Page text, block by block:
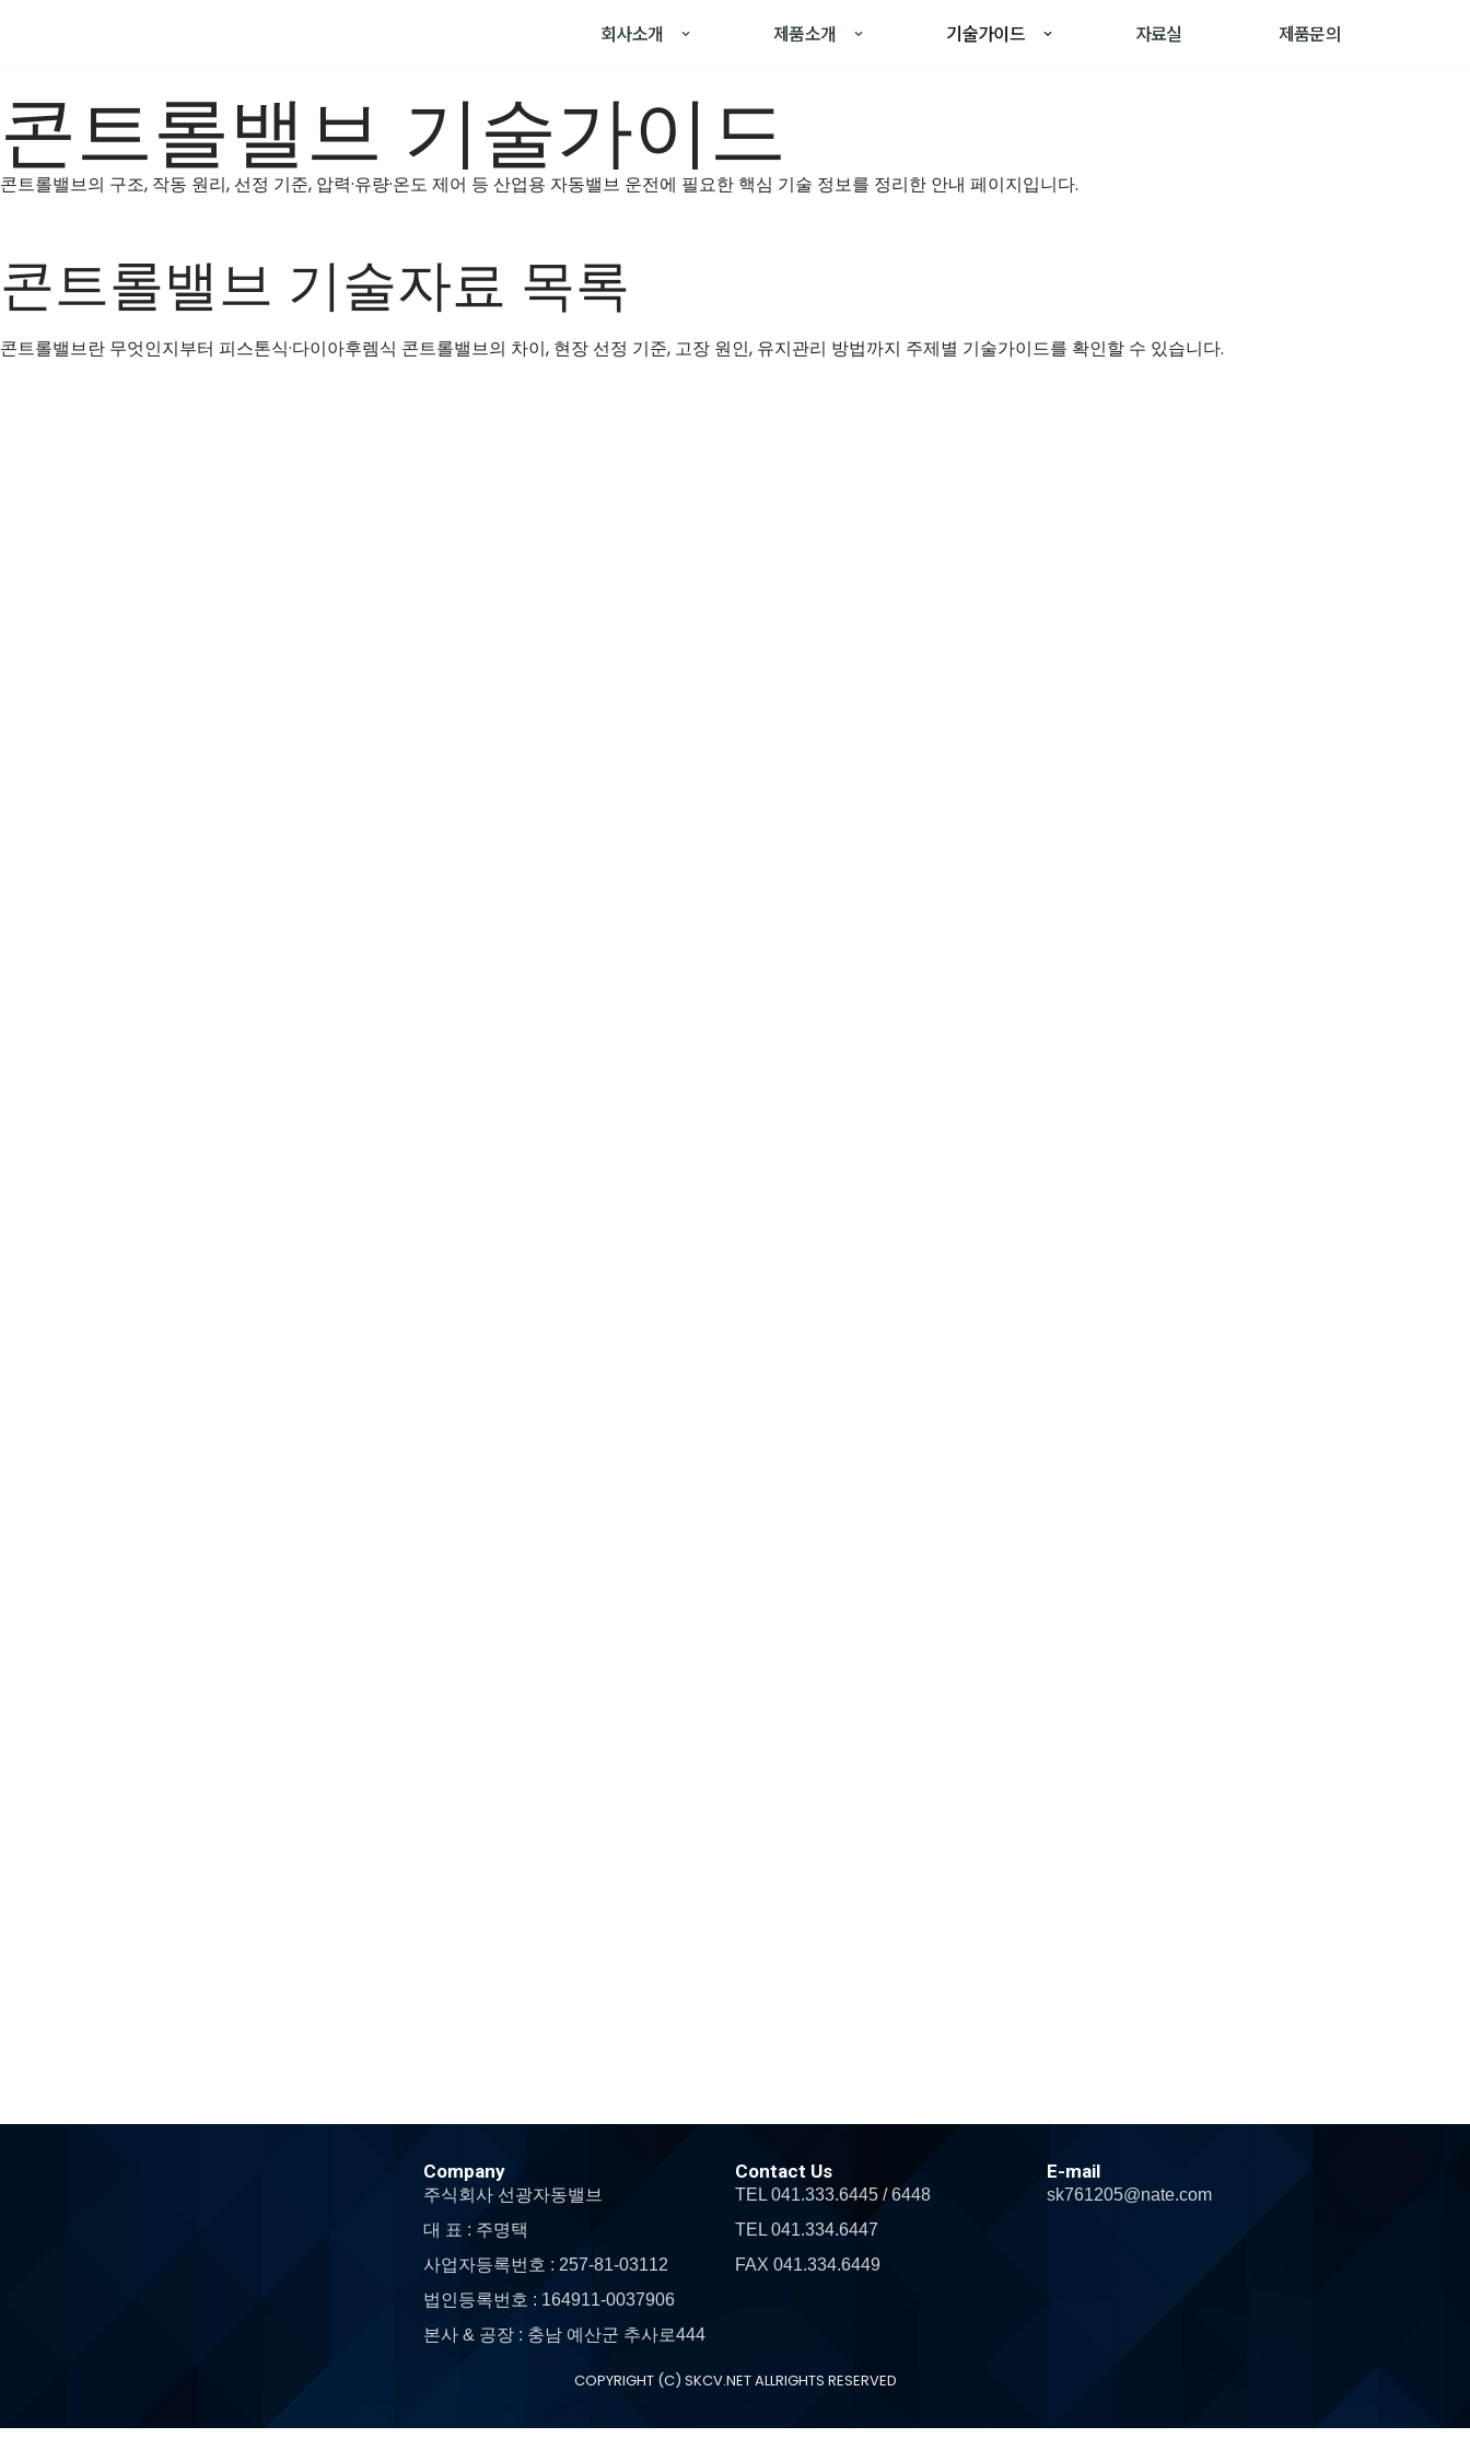
츠
로
건
너
회사소개 제품소개 기술가이드 자료실 제품문의
콘트롤밸브 기술가이드
콘트롤밸브의 구조, 작동 원리, 선정 기준, 압력·유량·온도 제어 등 산업용 자동밸브 운전에 필요한 핵심 기술 정보를 정리한 안내 페이지입니다.
콘트롤밸브 기술자료 목록
콘트롤밸브란 무엇인지부터 피스톤식·다이아후렘식 콘트롤밸브의 차이, 현장 선정 기준, 고장 원인, 유지관리 방법까지 주제별 기술가이드를 확인할 수 있습니다.
Company
주식회사 선광자동밸브
대 표 : 주명택
사업자등록번호 : 257-81-03112
법인등록번호 : 164911-0037906
본사 & 공장 : 충남 예산군 추사로444
Contact Us
TEL 041.333.6445 / 6448
TEL 041.334.6447
FAX 041.334.6449
E-mail
sk761205@nate.com
COPYRIGHT (C) SKCV.NET ALLRIGHTS RESERVED